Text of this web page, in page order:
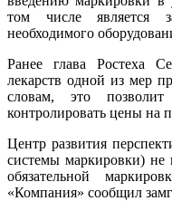
том числе является
необходимого
Ранее глава Ростеха
лекарств одной из мер
словам, это
контролировать цены на
Центр развития
системы маркировки) не
обязательной
«Компания» сообщил